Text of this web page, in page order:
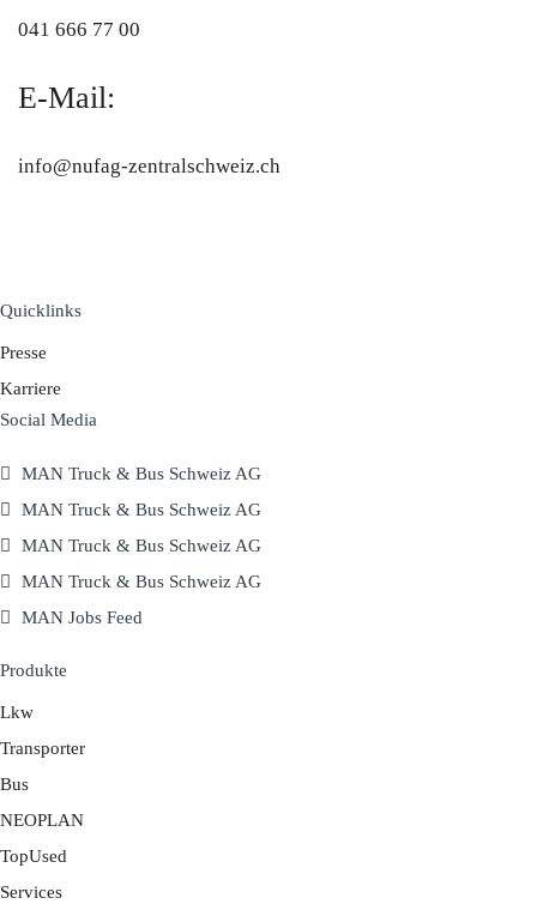
041 666 77 00
E-Mail:
info@nufag-zentralschweiz.ch
Quicklinks
Presse
Karriere
Social Media
MAN Truck & Bus Schweiz AG
MAN Truck & Bus Schweiz AG
MAN Truck & Bus Schweiz AG
MAN Truck & Bus Schweiz AG
MAN Jobs Feed
Produkte
Lkw
Transporter
Bus
NEOPLAN
TopUsed
Services